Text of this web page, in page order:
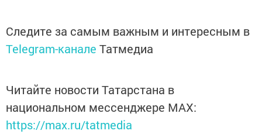
Следите за самым важным и интересным в
Telegram-канале Татмедиа
Читайте новости Татарстана в
национальном мессенджере MАХ:
https://max.ru/tatmedia